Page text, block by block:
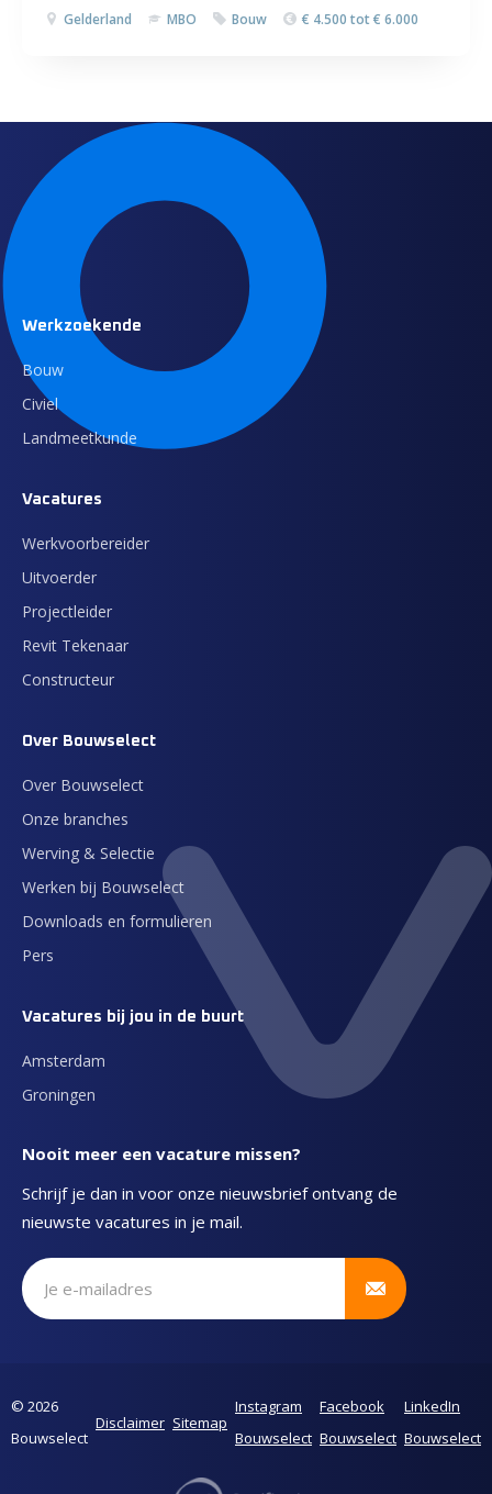
Gelderland MBO Bouw € 4.500 tot € 6.000
Werkzoekende
Bouw
Civiel
Landmeetkunde
Vacatures
Werkvoorbereider
Uitvoerder
Projectleider
Revit Tekenaar
Constructeur
Over Bouwselect
Over Bouwselect
Onze branches
Werving & Selectie
Werken bij Bouwselect
Downloads en formulieren
Pers
Vacatures bij jou in de buurt
Amsterdam
Groningen
Nooit meer een vacature missen?
Schrijf je dan in voor onze nieuwsbrief ontvang de
nieuwste vacatures in je mail.
Schrijf je in voor onze nieuwsbrief
© 2026
Bouwselect
Disclaimer Sitemap
Instagram
Bouwselect
Facebook
Bouwselect
LinkedIn
Bouwselect